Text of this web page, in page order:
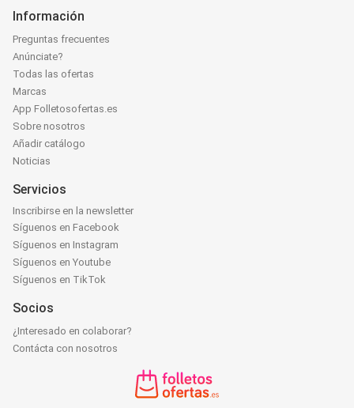
Información
Preguntas frecuentes
Anúnciate?
Todas las ofertas
Marcas
App Folletosofertas.es
Sobre nosotros
Añadir catálogo
Noticias
Servicios
Inscribirse en la newsletter
Síguenos en Facebook
Síguenos en Instagram
Síguenos en Youtube
Síguenos en TikTok
Socios
¿Interesado en colaborar?
Contácta con nosotros